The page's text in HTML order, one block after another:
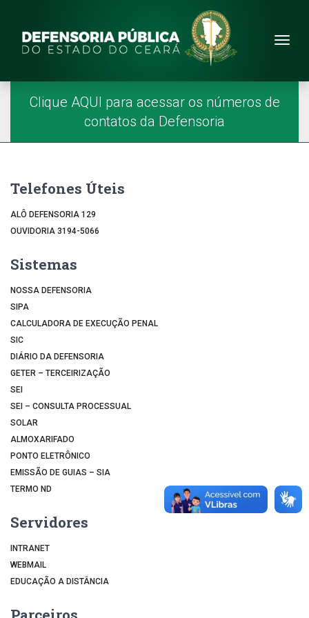
Site da Defensoria
Menu Principal
Página Inicial
Clique AQUI para acessar os números de
contatos da Defensoria
Telefones Úteis
ALÔ DEFENSORIA 129
OUVIDORIA 3194-5066
Sistemas
NOSSA DEFENSORIA
SIPA
CALCULADORA DE EXECUÇÃO PENAL
SIC
DIÁRIO DA DEFENSORIA
GETER – TERCEIRIZAÇÃO
SEI
SEI – CONSULTA PROCESSUAL
SOLAR
ALMOXARIFADO
PONTO ELETRÔNICO
EMISSÃO DE GUIAS – SIA
TERMO ND
Servidores
INTRANET
WEBMAIL
EDUCAÇÃO A DISTÂNCIA